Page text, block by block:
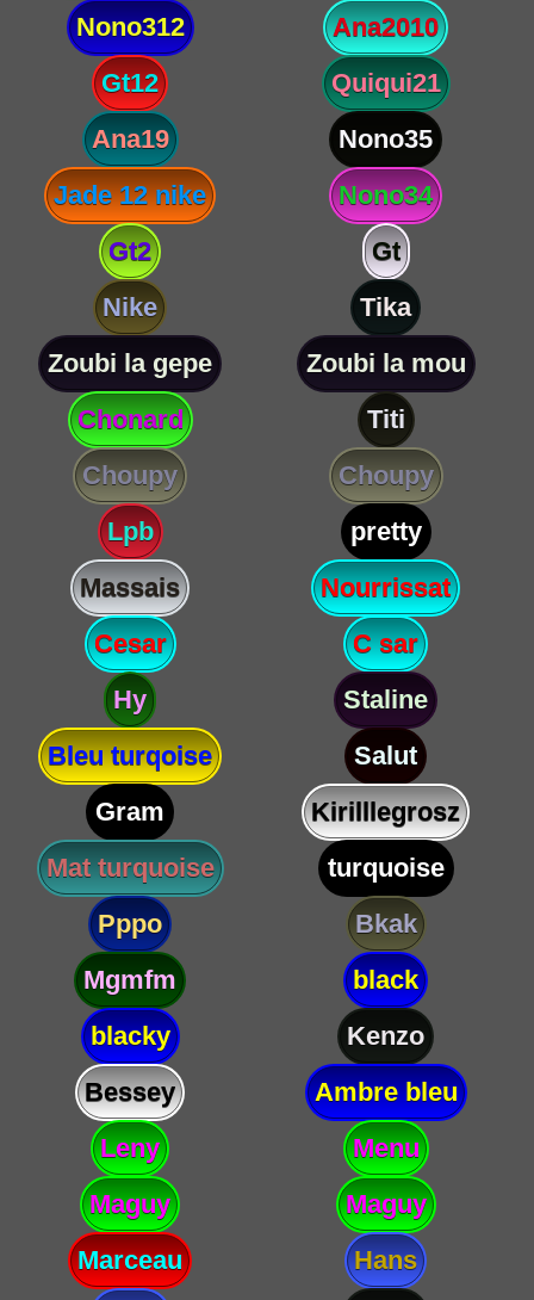
Nono312
Ana2010
Gt12
Quiqui21
Ana19
Nono35
Jade 12 nike
Nono34
Gt2
Gt
Nike
Tika
Zoubi la gepe
Zoubi la mou
Chonard
Titi
Choupy
Choupy
Lpb
pretty
Massais
Nourrissat
Cesar
C sar
Hy
Staline
Bleu turqoise
Salut
Gram
Kirilllegrosz
Mat turquoise
turquoise
Pppo
Bkak
Mgmfm
black
blacky
Kenzo
Bessey
Ambre bleu
Leny
Menu
Maguy
Maguy
Marceau
Hans